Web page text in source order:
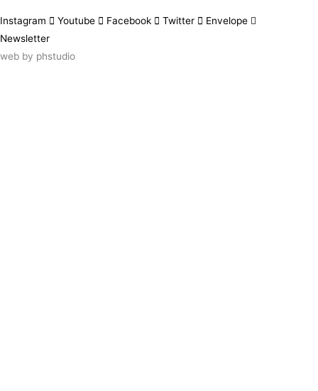
Instagram Youtube Facebook Twitter
Envelope
Newsletter
web by phstudio